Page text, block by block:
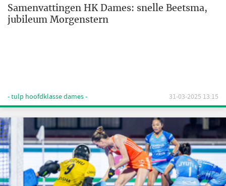
Samenvattingen HK Dames: snelle Beetsma,
jubileum Morgenstern
- tulp hoofdklasse dames - 31-03-2025 13:15